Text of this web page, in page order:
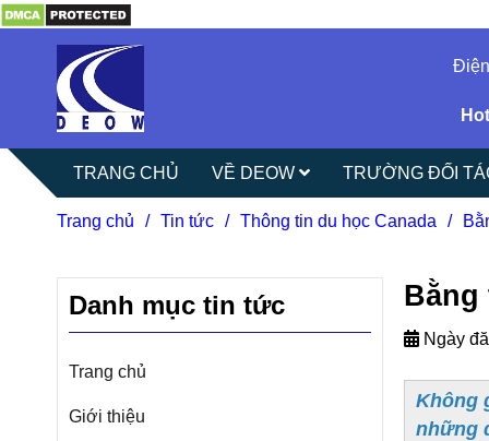
TRANG CHỦ VỀ DEOW TRƯỜNG ĐỐI
Trang chủ / Tin tức / Thông tin du học Canada /
Bằng
Ngày
Không
những
Danh mục tin tức
Trang chủ
Giới thiệu